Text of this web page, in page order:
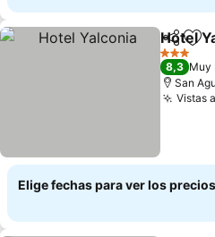
Hotel
3 Estrellas
8,3 Muy
San
Vistas
Elige fechas para ver los